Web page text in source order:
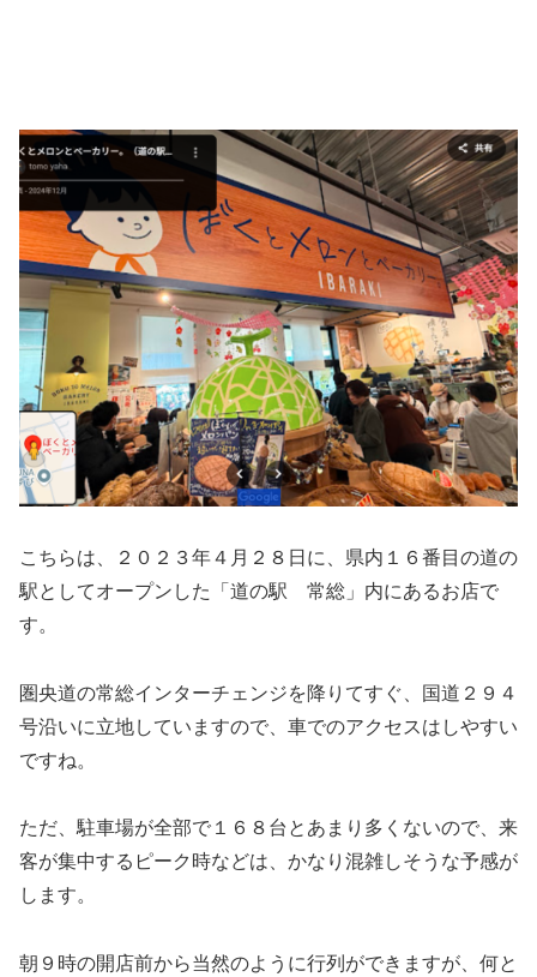
こちらは、２０２３年４月２８日に、県内１６番目の道の
駅としてオープンした「道の駅 常総」内にあるお店で
す。
圏央道の常総インターチェンジを降りてすぐ、国道２９４
号沿いに立地していますので、車でのアクセスはしやすい
ですね。
ただ、駐車場が全部で１６８台とあまり多くないので、来
客が集中するピーク時などは、かなり混雑しそうな予感が
します。
朝９時の開店前から当然のように行列ができますが、何と